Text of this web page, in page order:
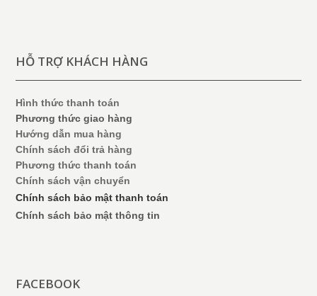
HỖ TRỢ KHÁCH HÀNG
Hình thức thanh toán
Phương thức giao hàng
Hướng dẫn mua hàng
Chính sách đổi trả hàng
Phương thức thanh toán
Chính sách vận chuyển
Chính sách bảo mật thanh toán
Chính sách bảo mật thông tin
FACEBOOK